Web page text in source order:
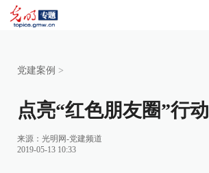
党建案例 >
点亮“红色朋友圈”行动
来源： 光明网-党建频道
2019-05-13 10:33